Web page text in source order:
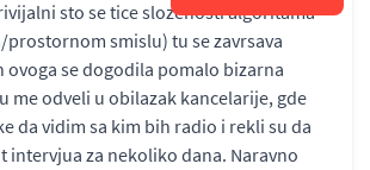
sto se tice slozenosti algoritama
smislu) tu se zavrsava
ovoga se dogodila pomalo bizarna
me odveli u obilazak kancelarije, gde
da vidim sa kim bih radio i rekli su da
intervjua za nekoliko dana. Naravno